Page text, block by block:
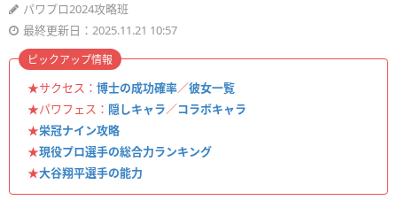
パワプロ2024攻略班
最終更新日：2025.11.21 10:57
★サクセス： 博士の成功確率／彼女一覧
★パワフェス： 隠しキャラ／コラボキャラ
★栄冠ナイン攻略
★現役プロ選手の総合力ランキング
★大谷翔平選手の能力
ピックアップ情報